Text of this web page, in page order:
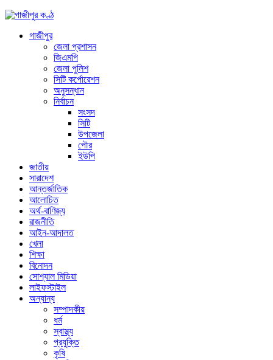
গাজীপুর
জেলা প্রশাসন
জিএমপি
জেলা পুলিশ
সিটি কর্পোরেশন
অনুসন্ধান
নির্বাচন
সংসদ
সিটি
উপজেলা
পৌর
ইউপি
জাতীয়
সারাদেশ
আন্তর্জাতিক
আলোচিত
অর্থ-বাণিজ্য
রাজনীতি
আইন-আদালত
খেলা
শিক্ষা
বিনোদন
সোশ্যাল মিডিয়া
লাইফস্টাইল
অন্যান্য
সম্পাদকীয়
ধর্ম
স্বাস্থ্য
প্রযুক্তি
কৃষি